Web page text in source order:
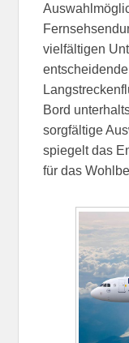
vielfältigen
Bord
sorgfältige
spiegelt das
für das